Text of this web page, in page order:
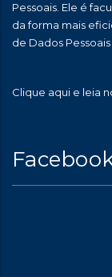
Pessoais. Ele é
da forma mais
de Dados Pessoais
Clique aqui e leia